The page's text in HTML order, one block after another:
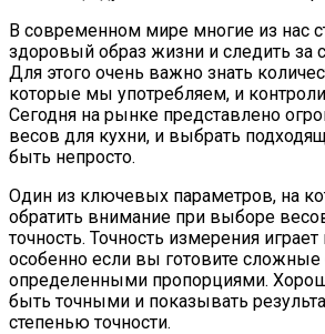
В современном мире многие из нас
здоровый образ жизни и следить за
Для этого очень важно знать
которые мы употребляем, и
Сегодня на рынке представлено
весов для кухни, и выбрать
быть непросто.
Один из ключевых параметров, на
обратить внимание при выборе
точность. Точность измерения
особенно если вы готовите
определенными пропорциями.
быть точными и показывать
степенью точности.